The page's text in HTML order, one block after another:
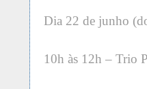
Dia 22 de junho
10h às 12h – Trio